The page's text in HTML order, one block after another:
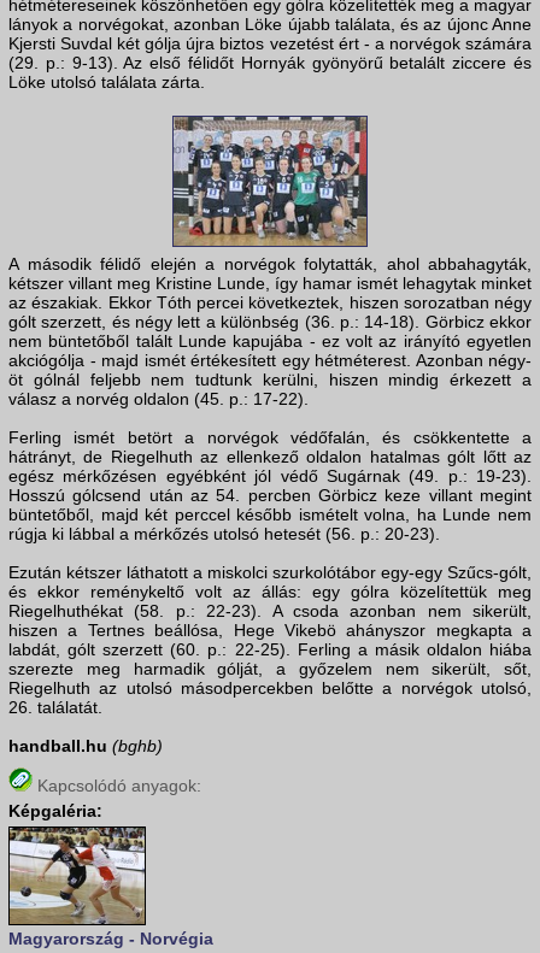
hétmétereseinek köszönhetően egy gólra közelítették meg a magyar
lányok a norvégokat, azonban Löke újabb találata, és az újonc Anne
Kjersti Suvdal két gólja újra biztos vezetést ért - a norvégok számára
(29. p.: 9-13). Az első félidőt Hornyák gyönyörű betalált ziccere és
Löke utolsó találata zárta.
A második félidő elején a norvégok folytatták, ahol abbahagyták,
kétszer villant meg Kristine Lunde, így hamar ismét lehagytak minket
az északiak. Ekkor Tóth percei következtek, hiszen sorozatban négy
gólt szerzett, és négy lett a különbség (36. p.: 14-18). Görbicz ekkor
nem büntetőből talált Lunde kapujába - ez volt az irányító egyetlen
akciógólja - majd ismét értékesített egy hétméterest. Azonban négy-
öt gólnál feljebb nem tudtunk kerülni, hiszen mindig érkezett a
válasz a norvég oldalon (45. p.: 17-22).
Ferling ismét betört a norvégok védőfalán, és csökkentette a
hátrányt, de Riegelhuth az ellenkező oldalon hatalmas gólt lőtt az
egész mérkőzésen egyébként jól védő Sugárnak (49. p.: 19-23).
Hosszú gólcsend után az 54. percben Görbicz keze villant megint
büntetőből, majd két perccel később ismételt volna, ha Lunde nem
rúgja ki lábbal a mérkőzés utolsó hetesét (56. p.: 20-23).
Ezután kétszer láthatott a miskolci szurkolótábor egy-egy Szűcs-gólt,
és ekkor reménykeltő volt az állás: egy gólra közelítettük meg
Riegelhuthékat (58. p.: 22-23). A csoda azonban nem sikerült,
hiszen a Tertnes beállósa, Hege Vikebö ahányszor megkapta a
labdát, gólt szerzett (60. p.: 22-25). Ferling a másik oldalon hiába
szerezte meg harmadik gólját, a győzelem nem sikerült, sőt,
Riegelhuth az utolsó másodpercekben belőtte a norvégok utolsó,
26. találatát.
handball.hu (bghb)
Kapcsolódó anyagok:
Képgaléria:
Magyarország - Norvégia